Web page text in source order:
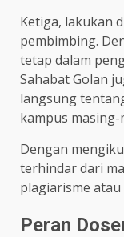
Ketiga, lakukan
pembimbing.
tetap dalam
Sahabat Golan
langsung
kampus masing-
Dengan
terhindar dari
plagiarisme
Peran